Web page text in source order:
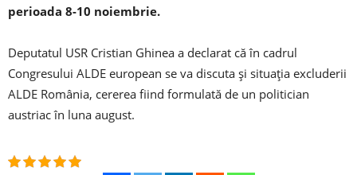
perioada 8-10 noiembrie.
Deputatul USR Cristian Ghinea a declarat că în cadrul
Congresului ALDE european se va discuta şi situaţia excluderii
ALDE România, cererea fiind formulată de un politician
austriac în luna august.